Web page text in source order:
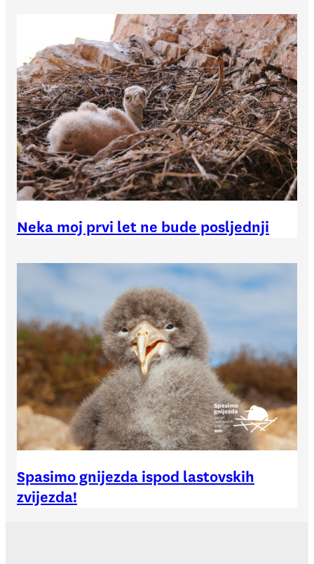
Neka moj prvi let ne bude posljednji
Spasimo gnijezda ispod lastovskih
zvijezda!